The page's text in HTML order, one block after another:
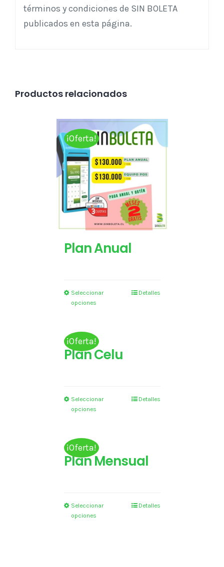
términos y condiciones de SIN BOLETA
publicados en esta página.
Productos relacionados
¡Oferta!
Plan Anual
Seleccionar
opciones
Detalles
¡Oferta!
Plan Celu
Seleccionar
opciones
Detalles
¡Oferta!
Plan Mensual
Seleccionar
opciones
Detalles